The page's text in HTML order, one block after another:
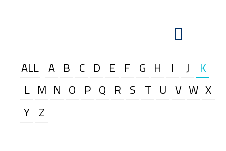
ALL A B C D E F G H I J
K
L M N O P Q R S T U V W X
Y Z